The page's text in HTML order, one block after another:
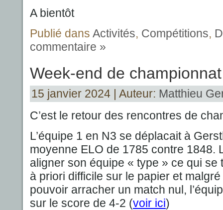
A bientôt
Publié dans Activités, Compétitions,
commentaire »
Week-end de championnat
15 janvier 2024 | Auteur: Matthieu
C’est le retour des rencontres de
L’équipe 1 en N3 se déplacait à
moyenne ELO de 1785 contre 1848.
aligner son équipe « type » ce qui
à priori difficile sur le papier et
pouvoir arracher un match nul,
sur le score de 4-2 (voir ici)